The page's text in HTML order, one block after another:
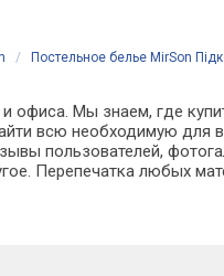
/ Постельное белье MirSon
офиса. Мы знаем, где
всю необходимую
пользователей,
Перепечатка любых